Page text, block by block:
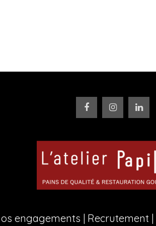
engagements | Recrutement |